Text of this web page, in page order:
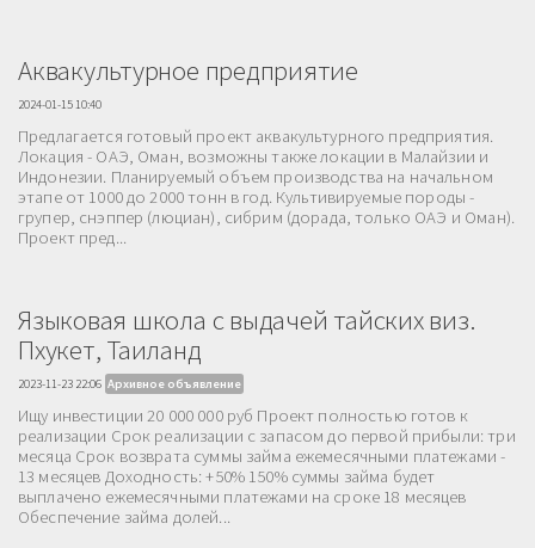
Аквакультурное предприятие
2024-01-15 10:40
Предлагается готовый проект аквакультурного предприятия.
Локация - ОАЭ, Оман, возможны также локации в Малайзии и
Индонезии. Планируемый объем производства на начальном
этапе от 1000 до 2000 тонн в год. Культивируемые породы -
групер, снэппер (люциан), сибрим (дорада, только ОАЭ и Оман).
Проект пред...
Языковая школа с выдачей тайских виз.
Пхукет, Таиланд
2023-11-23 22:06 Архивное объявление
Ищу инвестиции 20 000 000 руб Проект полностью готов к
реализации Срок реализации с запасом до первой прибыли: три
месяца Срок возврата суммы займа ежемесячными платежами -
13 месяцев Доходность: +50% 150% суммы займа будет
выплачено ежемесячными платежами на сроке 18 месяцев
Обеспечение займа долей...